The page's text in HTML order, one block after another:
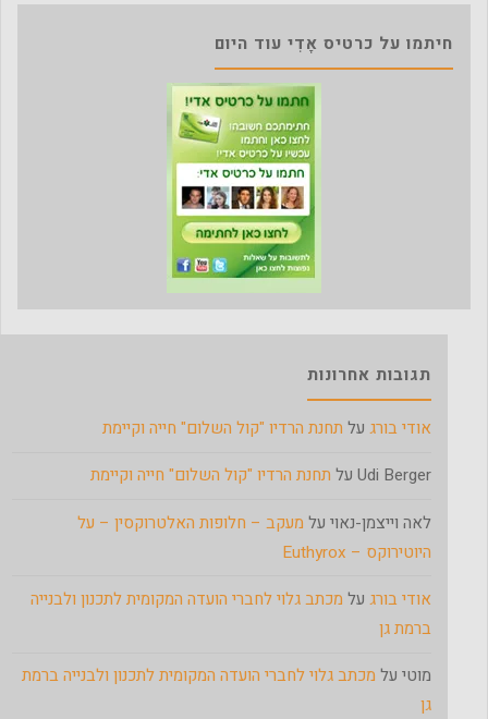
חיתמו על כרטיס אָדִי עוד היום
תגובות אחרונות
אודי בורג על תחנת הרדיו "קול השלום" חייה וקיימת
Udi Berger על תחנת הרדיו "קול השלום" חייה וקיימת
לאה וייצמן-נאוי על מעקב – חלופות האלטרוקסין – על
היוטירוקס – Euthyrox
אודי בורג על מכתב גלוי לחברי הועדה המקומית לתכנון ולבנייה
ברמת גן
מוטי על מכתב גלוי לחברי הועדה המקומית לתכנון ולבנייה ברמת
גן